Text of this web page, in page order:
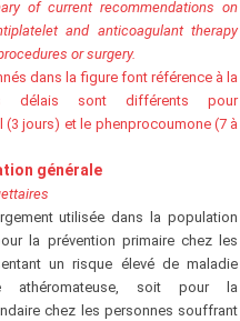
of current recommendations on
and anticoagulant therapy
or surgery.
dans la figure font référence à la
délais sont différents pour
(3 jours) et le phenprocoumone (7 à
générale
utilisée dans la population
la prévention primaire chez les
un risque élevé de maladie
athéromateuse, soit pour la
chez les personnes souffrant